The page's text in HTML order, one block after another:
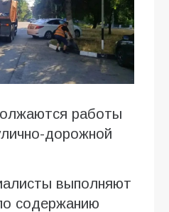
работы
дорожной
выполняют
содержанию